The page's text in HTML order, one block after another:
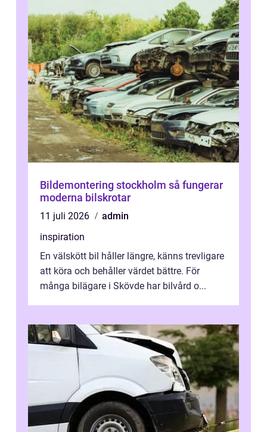
Bildemontering stockholm så fungerar
moderna bilskrotar
11 juli 2026
admin
inspiration
En välskött bil håller längre, känns trevligare
att köra och behåller värdet bättre. För
många bilägare i Skövde har bilvård o...